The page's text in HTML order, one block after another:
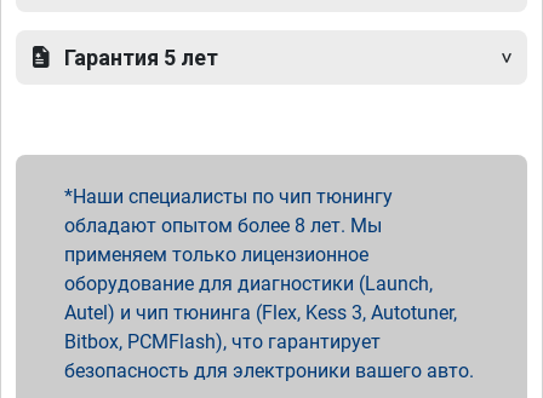
Гарантия 5 лет
Наши специалисты по чип тюнингу
обладают опытом более 8 лет. Мы
применяем только лицензионное
оборудование для диагностики (Launch,
Autel) и чип тюнинга (Flex, Kess 3, Autotuner,
Bitbox, PCMFlash), что гарантирует
безопасность для электроники вашего авто.